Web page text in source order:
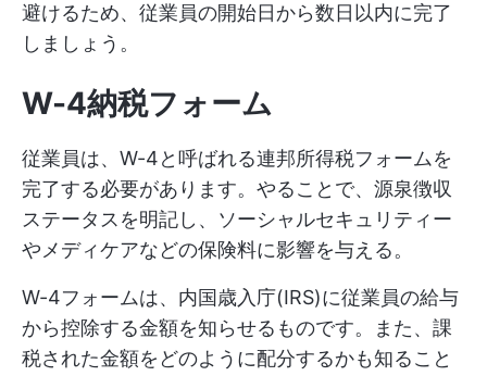
避けるため、従業員の開始日から数日以内に完了
しましょう。
W-4納税フォーム
従業員は、W-4と呼ばれる連邦所得税フォームを
完了する必要があります。やることで、源泉徴収
ステータスを明記し、ソーシャルセキュリティー
やメディケアなどの保険料に影響を与える。
W-4フォームは、内国歳入庁(IRS)に従業員の給与
から控除する金額を知らせるものです。また、課
税された金額をどのように配分するかも知ること